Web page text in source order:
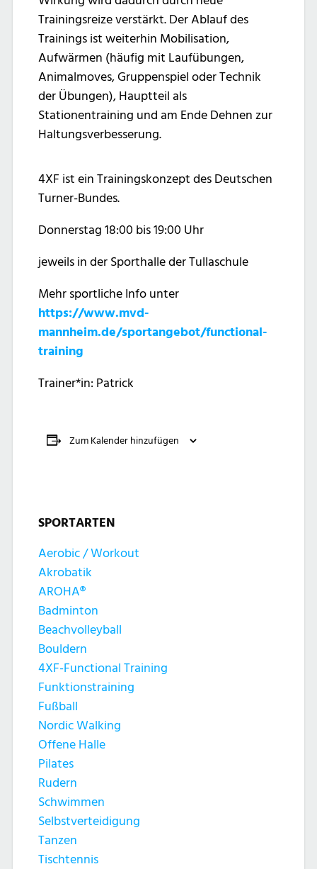
Trainingsreize verstärkt. Der Ablauf des
Trainings ist weiterhin Mobilisation,
Aufwärmen (häufig mit Laufübungen,
Animalmoves, Gruppenspiel oder Technik
der Übungen), Hauptteil als
Stationentraining und am Ende Dehnen zur
Haltungsverbesserung.
4XF ist ein Trainingskonzept des Deutschen
Turner-Bundes.
Donnerstag 18:00 bis 19:00 Uhr
jeweils in der Sporthalle der Tullaschule
Mehr sportliche Info unter
https://www.mvd-
mannheim.de/sportangebot/functional-
training
Trainer*in: Patrick
Zum Kalender hinzufügen
SPORTARTEN
Aerobic / Workout
Akrobatik
AROHA®
Badminton
Beachvolleyball
Bouldern
4XF-Functional Training
Funktionstraining
Fußball
Nordic Walking
Offene Halle
Pilates
Rudern
Schwimmen
Selbstverteidigung
Tanzen
Tischtennis